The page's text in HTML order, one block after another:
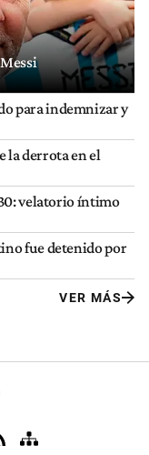
para indemnizar y
la derrota en el
velatorio íntimo
fue detenido por
VER MÁS